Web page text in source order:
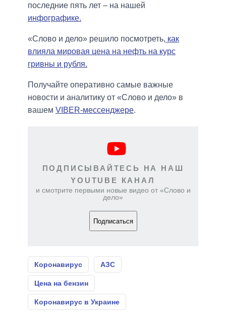
последние пять лет – на нашей
инфографике.
«Слово и дело» решило посмотреть, как
влияла мировая цена на нефть на курс
гривны и рубля.
Получайте оперативно самые важные
новости и аналитику от «Слово и дело» в
вашем VIBER-мессенджере.
ПОДПИСЫВАЙТЕСЬ НА НАШ
YOUTUBE КАНАЛ
и смотрите первыми новые видео от «Слово и
дело»
Подписаться
Коронавирус АЗС
Цена на бензин
Коронавирус в Украине